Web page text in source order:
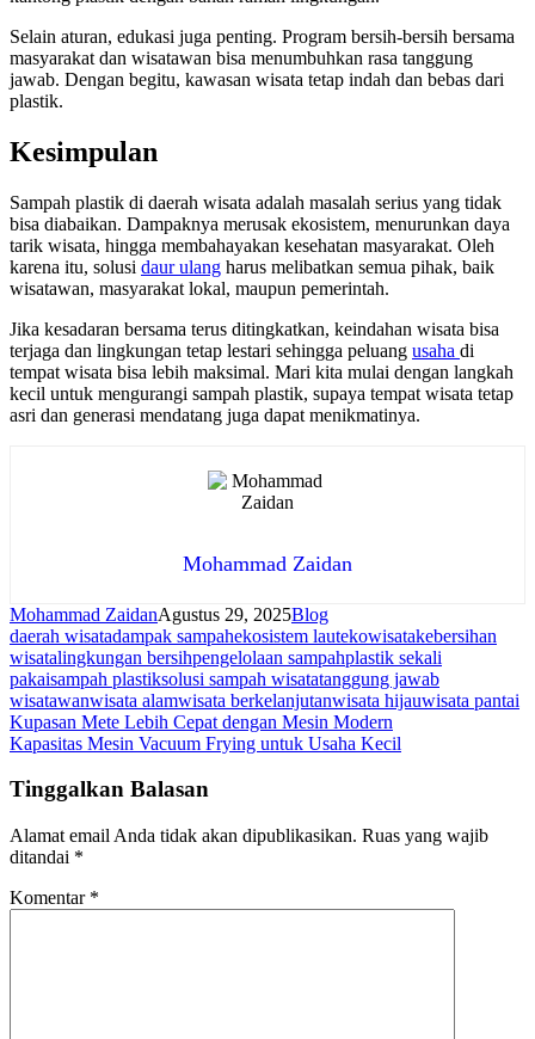
Selain aturan, edukasi juga penting. Program bersih-bersih bersama
masyarakat dan wisatawan bisa menumbuhkan rasa tanggung
jawab. Dengan begitu, kawasan wisata tetap indah dan bebas dari
plastik.
Kesimpulan
Sampah plastik di daerah wisata adalah masalah serius yang tidak
bisa diabaikan. Dampaknya merusak ekosistem, menurunkan daya
tarik wisata, hingga membahayakan kesehatan masyarakat. Oleh
karena itu, solusi daur ulang harus melibatkan semua pihak, baik
wisatawan, masyarakat lokal, maupun pemerintah.
Jika kesadaran bersama terus ditingkatkan, keindahan wisata bisa
terjaga dan lingkungan tetap lestari sehingga peluang usaha di
tempat wisata bisa lebih maksimal. Mari kita mulai dengan langkah
kecil untuk mengurangi sampah plastik, supaya tempat wisata tetap
asri dan generasi mendatang juga dapat menikmatinya.
Mohammad Zaidan
Mohammad ZaidanAgustus 29, 2025Blog
daerah wisatadampak sampahekosistem lautekowisatakebersihan
wisatalingkungan bersihpengelolaan sampahplastik sekali
pakaisampah plastiksolusi sampah wisatatanggung jawab
wisatawanwisata alamwisata berkelanjutanwisata hijauwisata pantai
Navigasi
pos
Kupasan Mete Lebih Cepat dengan Mesin Modern
Kapasitas Mesin Vacuum Frying untuk Usaha Kecil
Tinggalkan Balasan
Alamat email Anda tidak akan dipublikasikan. Ruas yang wajib
ditandai *
Komentar *